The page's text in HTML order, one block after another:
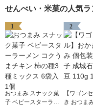
せんべい・米菓の人気ラ
1
おつまみ スナック菓
子 ベビースターラー
2
【ワゴン
き おつま